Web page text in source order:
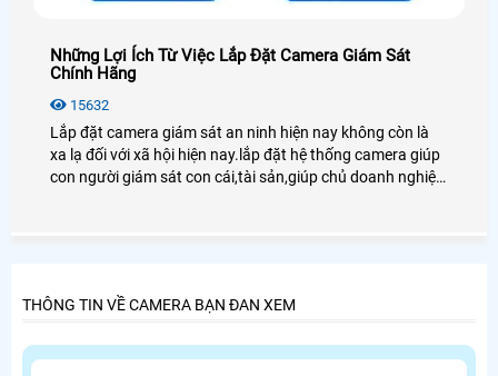
Những Lợi Ích Từ Việc Lắp Đặt Camera Giám Sát
Chính Hãng
15632
Lắp đặt camera giám sát an ninh hiện nay không còn là
xa lạ đối với xã hội hiện nay.lắp đặt hệ thống camera giúp
con người giám sát con cái,tài sản,giúp chủ doanh nghiệp
THÔNG TIN VỀ CAMERA BẠN ĐAN XEM